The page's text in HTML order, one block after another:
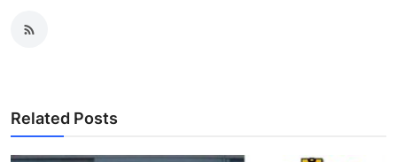
Related Posts